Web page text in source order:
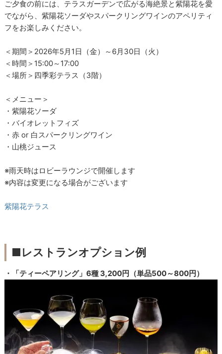
ご夕食の前には、テラスガーデンで広がる海絶景と紫陽花を愛
でながら、紫陽花ソーダやスパークリングワインのアペリティ
フをお楽しみください。
＜期間＞2026年5月1日（金）～6月30日（火）
＜時間＞15:00～17:00
＜場所＞四季彩テラス（3階）
＜メニュー＞
・紫陽花ソーダ
・バイオレットフィズ
・赤 or 白スパークリングワイン
・山桃ジュース
※雨天時はロビーラウンジで開催します
※内容は変更になる場合がございます
紫陽花テラス
■レストランオプション例
・「ティーペアリング」6種 3,200円（単品500～800円）